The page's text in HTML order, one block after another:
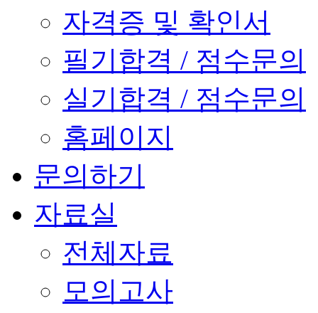
자격증 및 확인서
필기합격 / 점수문의
실기합격 / 점수문의
홈페이지
문의하기
자료실
전체자료
모의고사